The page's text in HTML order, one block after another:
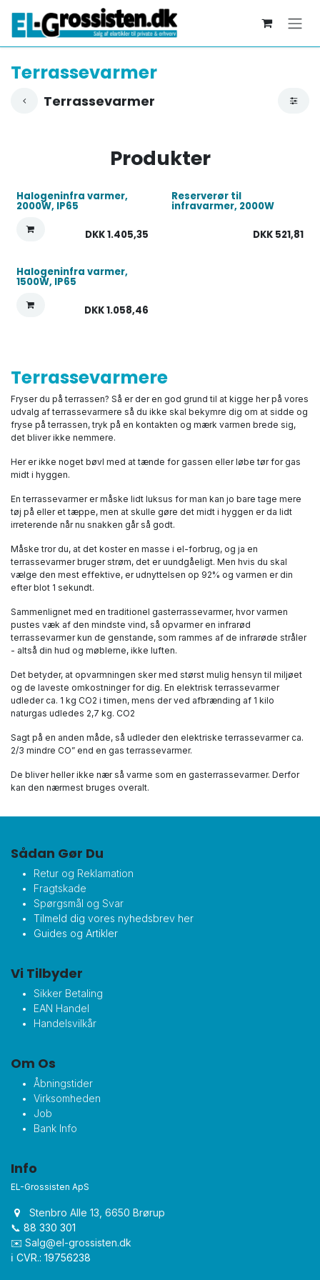
Terrassevarmer
Terrassevarmer
Produkter
Halogeninfra varmer,
2000W, IP65
DKK1.405,35
Reserverør til
infravarmer, 2000W
DKK 521,81
Halogeninfra varmer,
1500W, IP65
DKK1.058,46
Terrassevarmere
Fryser du på terrassen? Så er der en god grund til at kigge her på vores
udvalg af terrassevarmere så du ikke skal bekymre dig om at sidde og
fryse på terrassen, tryk på en kontakten og mærk varmen brede sig,
det bliver ikke nemmere.
Her er ikke noget bøvl med at tænde for gassen eller løbe tør for gas
midt i hyggen.
En terrassevarmer er måske lidt luksus for man kan jo bare tage mere
tøj på eller et tæppe, men at skulle gøre det midt i hyggen er da lidt
irreterende når nu snakken går så godt.
Måske tror du, at det koster en masse i el-forbrug, og ja en
terrassevarmer bruger strøm, det er uundgåeligt. Men hvis du skal
vælge den mest effektive, er udnyttelsen op 92% og varmen er din
efter blot 1 sekundt.
Sammenlignet med en traditionel gasterrassevarmer, hvor varmen
pustes væk af den mindste vind, så opvarmer en infrarød
terrassevarmer kun de genstande, som rammes af de infrarøde stråler
- altså din hud og møblerne, ikke luften.
Det betyder, at opvarmningen sker med størst mulig hensyn til miljøet
og de laveste omkostninger for dig. En elektrisk terrassevarmer
udleder ca. 1 kg CO2 i timen, mens der ved afbrænding af 1 kilo
naturgas udledes 2,7 kg. CO2
Sagt på en anden måde, så udleder den elektriske terrassevarmer ca.
2/3 mindre CO” end en gas terrassevarmer.
De bliver heller ikke nær så varme som en gasterrassevarmer. Derfor
kan den nærmest bruges overalt.
Sådan Gør Du
Retur og Reklamation
Fragtskade
Spørgsmål og Svar
Tilmeld dig vores nyhedsbrev her
Guides og Artikler
Vi Tilbyder
Sikker Betaling
EAN Handel
Handelsvilkår
Om Os
Åbningstider
Virksomheden
Job
Bank Info
Info
EL-Grossisten ApS
Stenbro Alle 13, 6650 Brørup
📞 88 330 301
✉️ Salg@el-grossisten.dk​
ℹ️ CVR.: 19756238